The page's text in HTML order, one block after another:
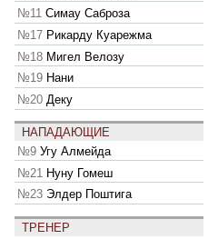
№11 Симау Саброза
№17 Рикарду Куарежма
№18 Мигел Велозу
№19 Нани
№20 Деку
НАПАДАЮЩИЕ
№9 Угу Алмейда
№21 Нуну Гомеш
№23 Элдер Поштига
ТРЕНЕР